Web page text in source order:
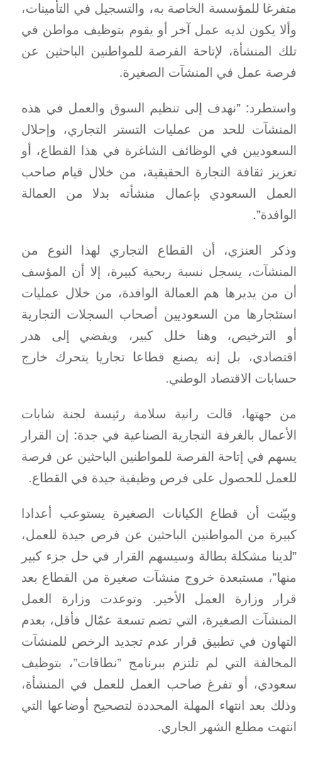
متفرغا للمؤسسة الخاصة به، والتسجيل في التأمينات،
وألا يكون لديه عمل آخر أو يقوم بتوظيف مواطن في
تلك المنشأة، لإتاحة الفرصة للمواطنين الباحثين عن
فرصة عمل في المنشآت الصغيرة.
واستطرد: ”نهدف إلى تنظيم السوق والعمل في هذه
المنشآت للحد من عمليات التستر التجاري، وإحلال
السعوديين في الوظائف الشاغرة في هذا القطاع، أو
تعزيز ثقافة التجارة الحقيقية، من خلال قيام صاحب
العمل السعودي بإعمال منشأته بدلا من العمالة
الوافدة”.
وذكر العنزي، أن القطاع التجاري لهذا النوع من
المنشآت، يسجل نسبة ربحية كبيرة، إلا أن المؤسف
أن من يديرها هم العمالة الوافدة، من خلال عمليات
استئجارها من السعوديين أصحاب السجلات التجارية
أو الترخيص، وهنا خلل كبير، ويفضي إلى هدر
اقتصادي، بل إنه يصنع قطاعا تجاريا يتحرك خارج
حسابات الاقتصاد الوطني.
من جهتها، قالت رانية سلامة رئيسة لجنة شابات
الأعمال بالغرفة التجارية الصناعية في جدة: إن القرار
يسهم في إتاحة الفرصة للمواطنين الباحثين عن فرصة
للعمل للحصول على فرص وظيفية جيدة في القطاع.
وبيّنت أن قطاع الكيانات الصغيرة يستوعب أعدادا
كبيرة من المواطنين الباحثين عن فرص جيدة للعمل،
”لدينا مشكلة بطالة وسيسهم القرار في حل جزء كبير
منها”، مستبعدة خروج منشآت صغيرة من القطاع بعد
قرار وزارة العمل الأخير. وتوعدت وزارة العمل
المنشآت الصغيرة، التي تضم تسعة عمّال فأقل، بعدم
التهاون في تطبيق قرار عدم تجديد الرخص للمنشآت
المخالفة التي لم تلتزم ببرنامج ”نطاقات”، بتوظيف
سعودي، أو تفرغ صاحب العمل للعمل في المنشأة،
وذلك بعد انتهاء المهلة المحددة لتصحيح أوضاعها التي
انتهت مطلع الشهر الجاري.